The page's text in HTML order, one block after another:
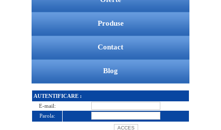
Produse
Contact
Blog
AUTENTIFICARE :
E-mail:
Parola: